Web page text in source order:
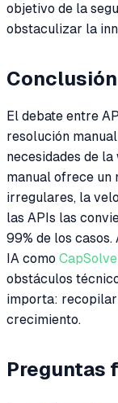
objetivo de la
obstaculizar la
Conclusión
El debate entre
resolución
necesidades de
manual ofrece un
irregulares, la
las APIs las
99% de los
IA como
obstáculos
importa:
crecimiento.
Preguntas